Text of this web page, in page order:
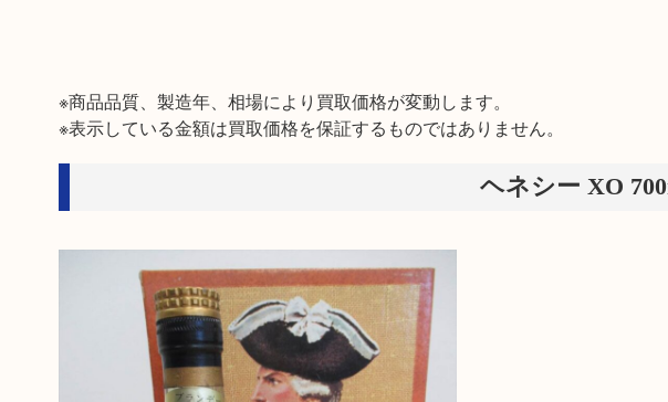
※商品品質、製造年、相場により買取価格が変動します。
※表示している金額は買取価格を保証するものではありません。
ヘネシー XO